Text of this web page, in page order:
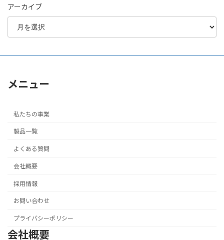
アーカイブ
メニュー
私たちの事業
製品一覧
よくある質問
会社概要
採用情報
お問い合わせ
プライバシーポリシー
会社概要